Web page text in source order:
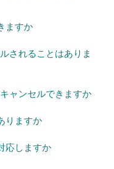
ますか
されることはありま
ャンセルできますか
りますか
応しますか